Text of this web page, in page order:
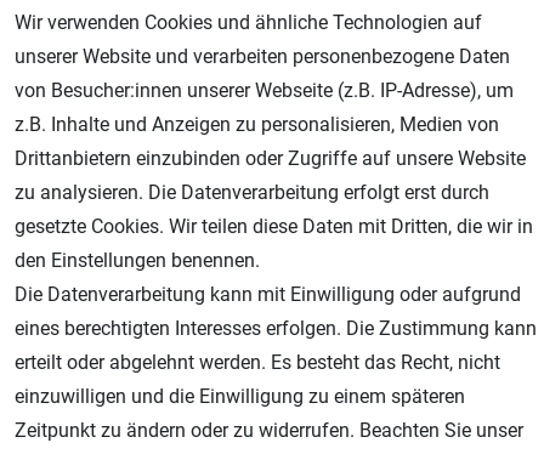
Geprüfter Shop
AGB Widerrufsrecht Datenschutz Impressum
Unsere weiteren Shops:
Wir verwenden Cookies und ähnliche Technologien auf
unserer Website und verarbeiten personenbezogene Daten
von Besucher:innen unserer Webseite (z.B. IP-Adresse), um
z.B. Inhalte und Anzeigen zu personalisieren, Medien von
Drittanbietern einzubinden oder Zugriffe auf unsere Website
zu analysieren. Die Datenverarbeitung erfolgt erst durch
gesetzte Cookies. Wir teilen diese Daten mit Dritten, die wir in
den Einstellungen benennen.
Die Datenverarbeitung kann mit Einwilligung oder aufgrund
eines berechtigten Interesses erfolgen. Die Zustimmung kann
erteilt oder abgelehnt werden. Es besteht das Recht, nicht
einzuwilligen und die Einwilligung zu einem späteren
Zeitpunkt zu ändern oder zu widerrufen. Beachten Sie unser